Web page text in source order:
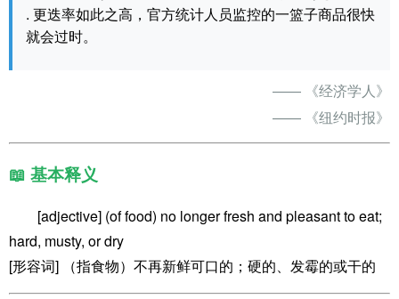
. 更迭率如此之高，官方统计人员监控的一篮子商品很快
就会过时。
—— 《经济学人》
—— 《纽约时报》
📖 基本释义
[adjective] (of food) no longer fresh and pleasant to eat;
hard, musty, or dry
[形容词] （指食物）不再新鲜可口的；硬的、发霉的或干的